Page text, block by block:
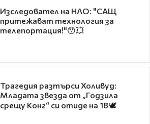
Изследовател на НЛО: "САЩ
притежават технология за
телепортация!"😯💥
Трагедия разтърси Холивуд:
Младата звезда от „Годзила
срещу Конг“ си отиде на 18🕊️